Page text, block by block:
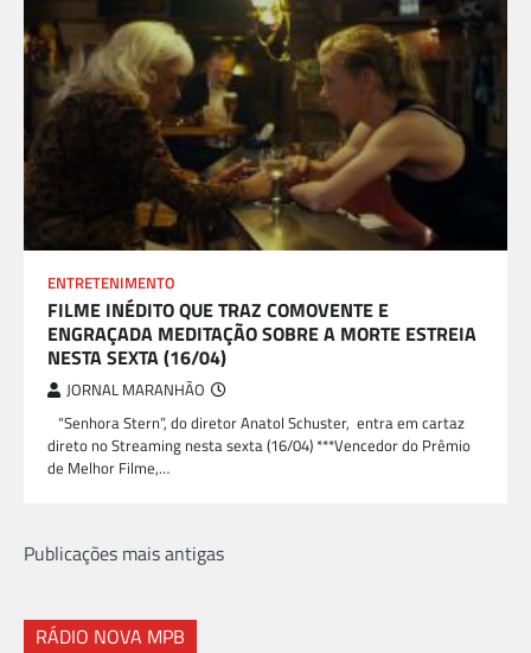
ENTRETENIMENTO
FILME INÉDITO QUE TRAZ COMOVENTE E
ENGRAÇADA MEDITAÇÃO SOBRE A MORTE ESTREIA
NESTA SEXTA (16/04)
JORNAL MARANHÃO
“Senhora Stern”, do diretor Anatol Schuster, entra em cartaz
direto no Streaming nesta sexta (16/04) ***Vencedor do Prêmio
de Melhor Filme,…
Navegação
posts
Publicações mais antigas
RÁDIO NOVA MPB